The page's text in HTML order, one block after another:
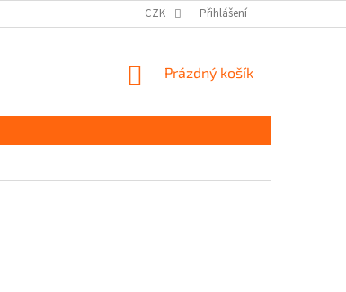
CZK Přihlášení
NÁKUPNÍ
Prázdný košík